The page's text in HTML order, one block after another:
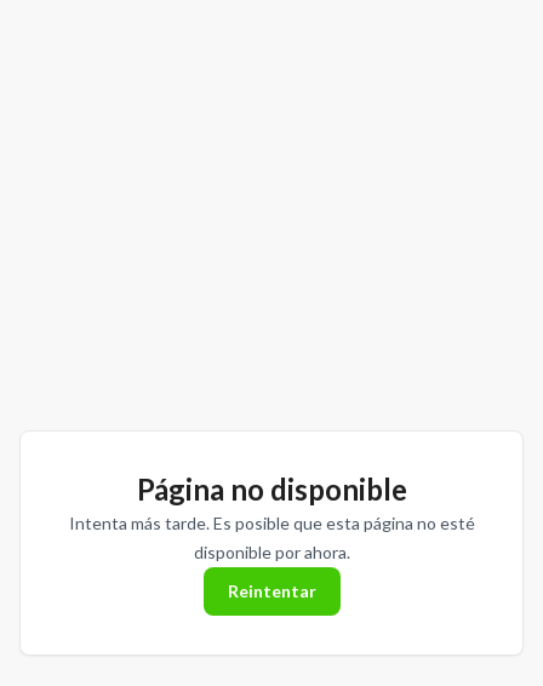
Página no disponible
Intenta más tarde. Es posible que esta página no esté
disponible por ahora.
Reintentar